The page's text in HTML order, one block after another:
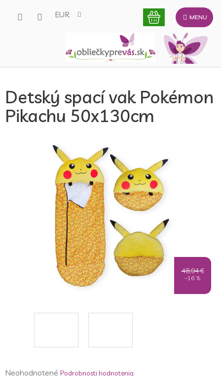
EUR
Detský spací vak Pokémon
Pikachu 50x130cm
48,94 €
–16 %
Priemerné
Neohodnotené Podrobnosti hodnotenia